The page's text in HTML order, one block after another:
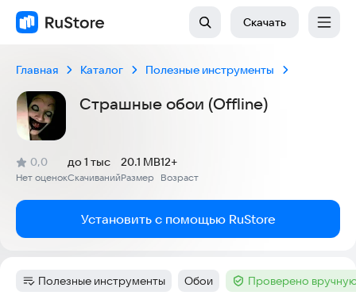
Скачать
Главная Каталог Полезные инструменты
Страшные обои (Offline)
Рейтинг:
0,0
(
Нет оценок
)
Скачиваний
до 1 тыс
Размер
20.1 MB
Возраст
12+
Установить с помощью RuStore
Категория:
Полезные инструменты Тег:
Обои Тег :Проверено